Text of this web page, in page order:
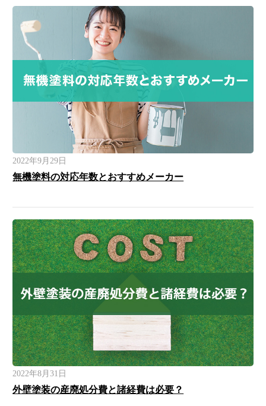
2022年9月29日
無機塗料の対応年数とおすすめメーカー
2022年8月31日
外壁塗装の産廃処分費と諸経費は必要？